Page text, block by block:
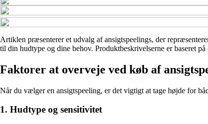
Artiklen præsenterer et udvalg af ansigtspeelings, der
til din hudtype og dine behov. Produktbeskrivelserne er baseret
Faktorer at overveje ved køb af
Når du vælger en ansigtspeeling, er det vigtigt at tage højde for
1. Hudtype og sensitivitet